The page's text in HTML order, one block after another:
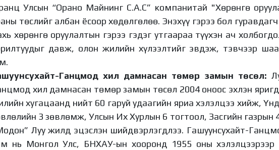
Улсын “Орано Майнинг С.А.С” компанитай "Хөрөнгө
төслийг албан ёсоор хөдөлгөлөө. Энэхүү гэрээ бол
хөрөнгө оруулалтын гэрээ гэдэг утгаараа түүхэн ач
давж, олон жилийн хүлээлтийг эвдэж, тэвчээр
Ганцмод хил дамнасан төмөр замын төсөл:
хил дамнасан төмөр замын төсөл 2004 оноос эхлэн
хугацаанд нийт 60 гаруй удаагийн яриа хэлэлцээ хийж,
3 зөвлөмж, Улсын Их Хурлын 6 тогтоол, Засгийн газрын
Луу жилд эцэслэн шийдвэрлэгдлээ. Гашуунсухайт-
нь Монгол Улс, БНХАУ-ын хооронд 1955 оны хэлэлцээрээр